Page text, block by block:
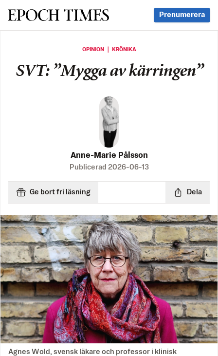
Svenska Epoch Times Prenumerera
OPINION ｜ KRÖNIKA
SVT: ”Mygga av kärringen”
Anne-Marie Pålsson
Publicerad 2026-06-13
Ge bort fri läsning Dela
Agnes Wold, svensk läkare och professor i klinisk